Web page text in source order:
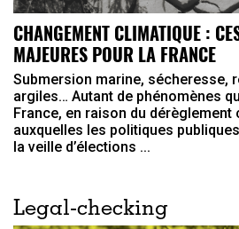
CHANGEMENT CLIMATIQUE :
MAJEURES POUR LA FRANCE
Submersion marine, sécheresse,
argiles… Autant de phénomènes
France, en raison du dérèglement
auxquelles les politiques
la veille d’élections ...
Legal-checking